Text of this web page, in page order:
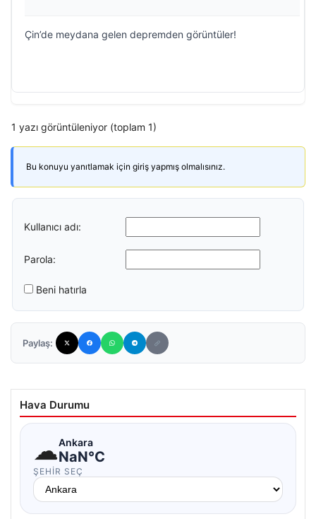
Çin’de meydana gelen depremden görüntüler!
1 yazı görüntüleniyor (toplam 1)
Bu konuyu yanıtlamak için giriş yapmış olmalısınız.
Kullanıcı adı:
Parola:
Beni hatırla
Paylaş:
Hava Durumu
☁Ankara
NaN°C
ŞEHIR SEÇ